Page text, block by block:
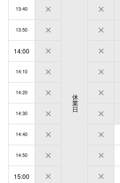
休
業
日
13:40
13:50
14:00
14:10
14:20
14:30
14:40
14:50
15:00